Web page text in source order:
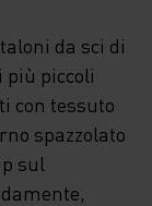
da sci di
più piccoli
con tessuto
spazzolato
sul